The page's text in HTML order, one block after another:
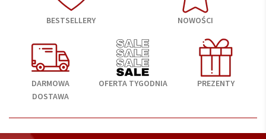
BESTSELLERY NOWOŚCI
DARMOWA
DOSTAWA
OFERTA TYGODNIA PREZENTY